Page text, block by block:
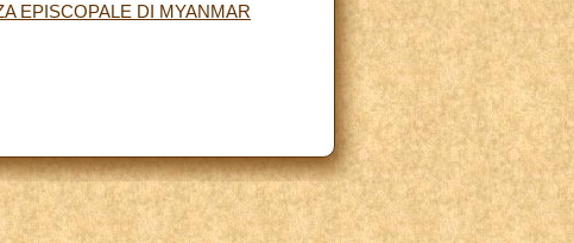
EPISCOPALE DI MYANMAR